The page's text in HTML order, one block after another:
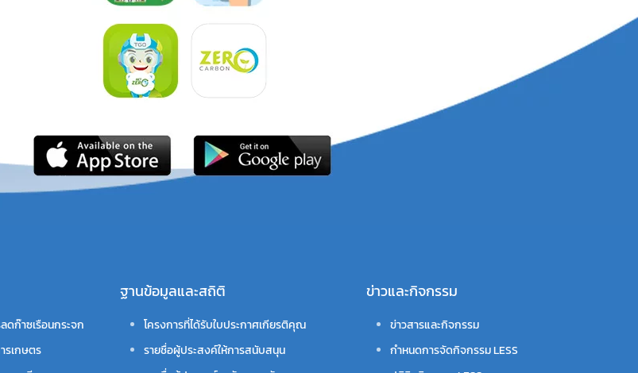
ดก๊าซเรือนกระจก
รเกษตร
ฐานข้อมูลและสถิติ
โครงการที่ได้รับใบประกาศเกียรติคุณ
รายชื่อผู้ประสงค์ให้การสนับสนุน
ข่าวและกิจกรรม
ข่าวสารและกิจกรรม
กำหนดการจัดกิจกรรม LESS